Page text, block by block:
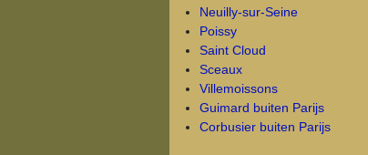
Neuilly-sur-Seine
Poissy
Saint Cloud
Sceaux
Villemoissons
Guimard buiten Parijs
Corbusier buiten Parijs